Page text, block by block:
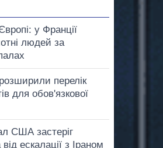
у Франції
людей за
перелік
для обов'язкової
США застеріг
ескалації з Іраном